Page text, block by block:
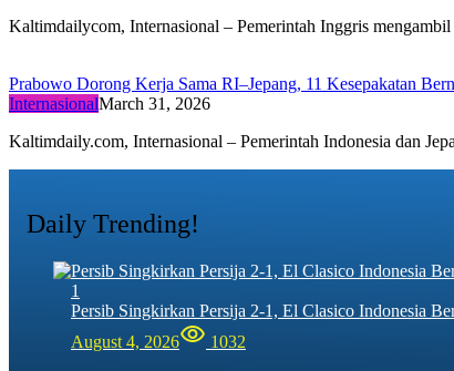
Kaltimdailycom, Internasional – Pemerintah Inggris
Prabowo Dorong Kerja Sama RI–Jepang, 11 Kesepakatan
InternasionalMarch 31, 2026
Kaltimdaily.com, Internasional – Pemerintah Indonesia dan
Daily Trending!
1
Persib Singkirkan Persija 2-1, El Clasico Indonesia
August 4, 2026
1032